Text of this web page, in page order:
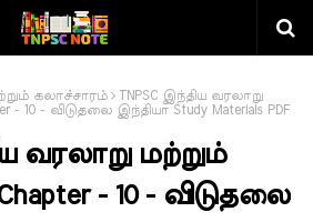
கலாச்சாரம்
TNPSC இந்திய வரலாறு
- 10 - விடுதலை இந்தியா Study Materials PDF
வரலாறு மற்றும்
- 10 - விடுதலை